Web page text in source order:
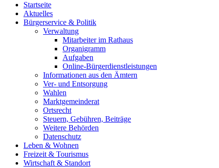
Startseite
Aktuelles
Bürgerservice & Politik
Verwaltung
Mitarbeiter im Rathaus
Organigramm
Aufgaben
Online-Bürgerdienstleistungen
Informationen aus den Ämtern
Ver- und Entsorgung
Wahlen
Marktgemeinderat
Ortsrecht
Steuern, Gebühren, Beiträge
Weitere Behörden
Datenschutz
Leben & Wohnen
Freizeit & Tourismus
Wirtschaft & Standort